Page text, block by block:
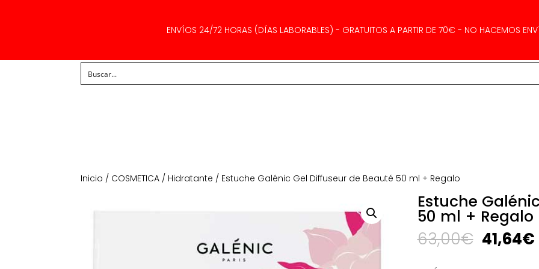
ENVÍOS 24/72 HORAS (DÍAS LABORABLES) - GRATUITOS A PARTIR DE 70€ - NO HACEMOS
Inicio / COSMETICA / Hidratante / Estuche Galénic Gel Diffuseur de Beauté 50 ml + Regalo
Estuche
50 ml + Regalo
63,00€ El
precio
41,64€El